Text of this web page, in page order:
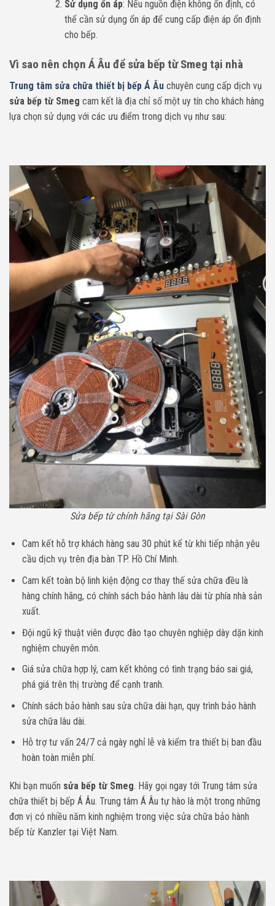
Sử dụng ổn áp: Nếu nguồn điện không ổn định, có
thể cần sử dụng ổn áp để cung cấp điện áp ổn định
cho bếp.
Vì sao nên chọn Á Âu để sửa bếp từ Smeg tại nhà
Trung tâm sửa chữa thiết bị bếp Á Âu chuyên cung cấp dịch vụ
sửa bếp từ Smeg cam kết là địa chỉ số một uy tín cho khách hàng
lựa chọn sử dụng với các ưu điểm trong dịch vụ như sau:
Sửa bếp từ chính hãng tại Sài Gòn
Cam kết hỗ trợ khách hàng sau 30 phút kể từ khi tiếp nhận yêu
cầu dịch vụ trên địa bàn TP. Hồ Chí Minh.
Cam kết toàn bộ linh kiện động cơ thay thế sửa chữa đều là
hàng chính hãng, có chính sách bảo hành lâu dài từ phía nhà sản
xuất.
Đội ngũ kỹ thuật viên được đào tạo chuyên nghiệp dày dặn kinh
nghiệm chuyên môn.
Giá sửa chữa hợp lý, cam kết không có tình trạng báo sai giá,
phá giá trên thị trường để cạnh tranh.
Chính sách bảo hành sau sửa chữa dài hạn, quy trình bảo hành
sửa chữa lâu dài.
Hỗ trợ tư vấn 24/7 cả ngày nghỉ lễ và kiểm tra thiết bị ban đầu
hoàn toàn miễn phí.
Khi bạn muốn sửa bếp từ Smeg. Hãy gọi ngay tới Trung tâm sửa
chữa thiết bị bếp Á Âu. Trung tâm Á Âu tự hào là một trong những
đơn vị có nhiều năm kinh nghiệm trong việc sửa chữa bảo hành
bếp từ Kanzler tại Việt Nam.